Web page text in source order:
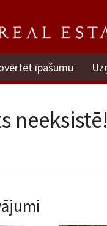
īpašumu
neeksistē!